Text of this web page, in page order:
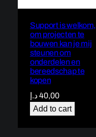
Support is welkom,
om projecten te
bouwen kan je mij
steunen om
onderdelen en
bereedschap te
kopen
40,00د.إ
Add to cart